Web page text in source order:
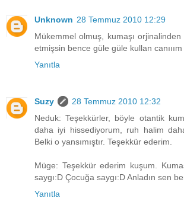
Unknown 28 Temmuz 2010 12:29
Mükemmel olmuş, kumaşı
etmişsin bence güle güle kullan canııım
Yanıtla
Suzy
28 Temmuz 2010 12:32
Neduk: Teşekkürler, böyle otantik
daha iyi hissediyorum, ruh halim
Belki o yansımıştır. Teşekkür ederim.
Müge: Teşekkür ederim kuşum.
saygı:D Çocuğa saygı:D Anladın sen
Yanıtla